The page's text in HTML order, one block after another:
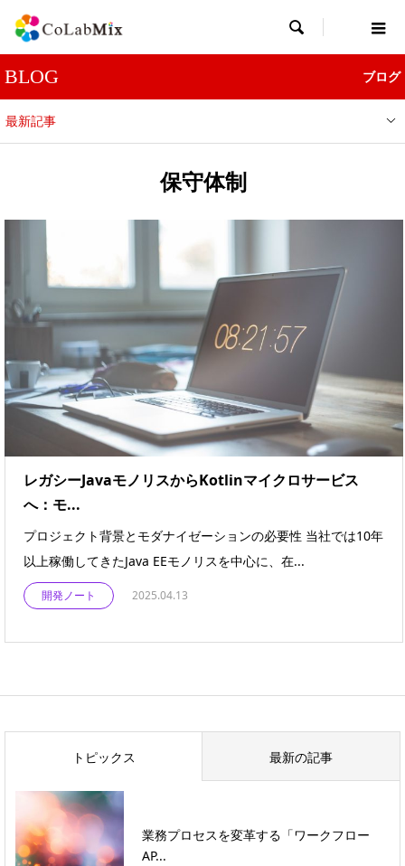

BLOG ブログ
最新記事
保守体制
レガシーJavaモノリスからKotlinマイクロサービス
へ：モ...
プロジェクト背景とモダナイゼーションの必要性 当社では10年
以上稼働してきたJava EEモノリスを中心に、在...
開発ノート 2025.04.13
トピックス 最新の記事
業務プロセスを変革する「ワークフロー
AP...